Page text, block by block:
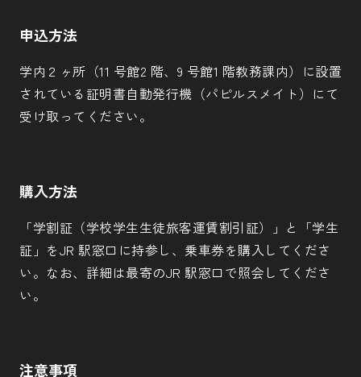
申込方法
学内２ヶ所（11 号館2 階、9 号館1 階教務課内）に設置
されている証明書自動発行機（パピルスメイト）にて
受け取ってください。
購入方法
「学割証（学校学生生徒旅客運賃割引証）」と「学生
証」をJR 駅窓口に持参し、乗車券を購入してくださ
い。なお、詳細は最寄のJR 駅窓口で照会してくださ
い。
注意事項